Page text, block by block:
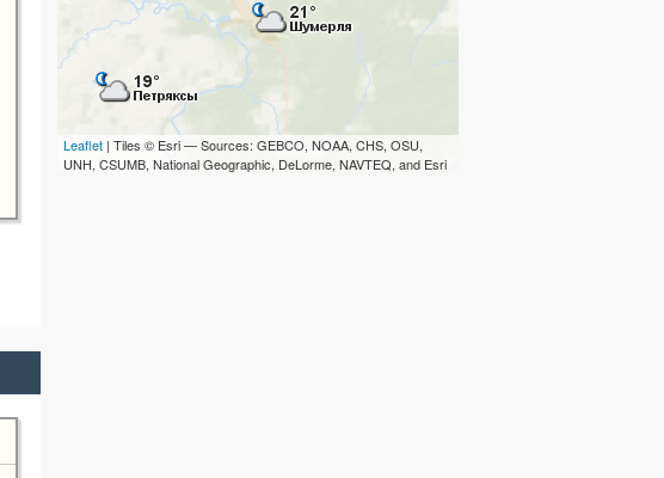
Leaflet | Tiles © Esri — Sources: GEBCO, NOAA, CHS, OSU,
UNH, CSUMB, National Geographic, DeLorme, NAVTEQ, and Esri